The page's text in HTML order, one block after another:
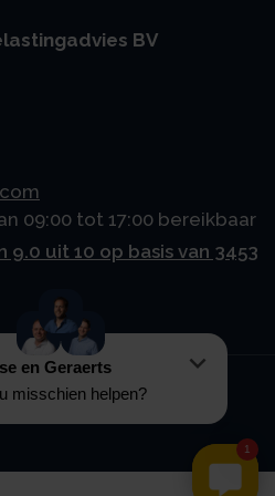
BV
09:00 tot 17:00 bereikbaar
uit 10 op basis van 3453
- 2026